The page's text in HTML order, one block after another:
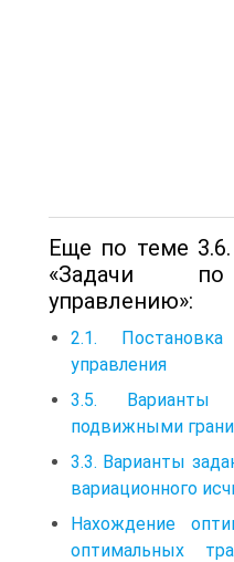
Еще по теме
«Задачи по
управлению»:
2.1. Постановка
управления
3.5. Варианты
подвижными
3.3. Варианты
вариационного
Нахождение
оптимальных